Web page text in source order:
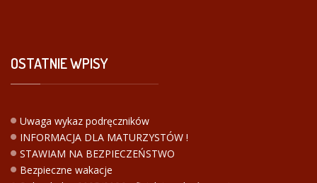
OSTATNIEWPISY
Uwaga wykaz podręczników
INFORMACJA DLA MATURZYSTÓW !
STAWIAM NA BEZPIECZEŃSTWO
Bezpieczne wakacje